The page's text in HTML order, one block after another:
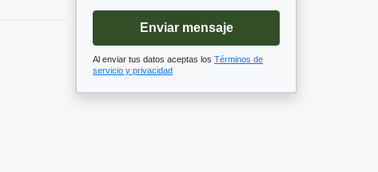
Enviar mensaje
Al enviar tus datos aceptas los Términos de
servicio y privacidad